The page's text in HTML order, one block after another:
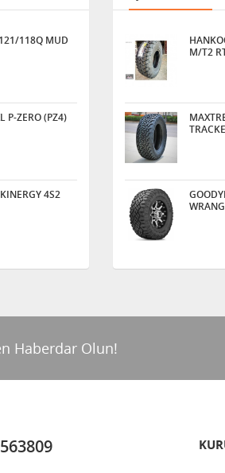
118Q MUD
P-ZERO (PZ4)
4S2
M/T2
Haberdar Olun!